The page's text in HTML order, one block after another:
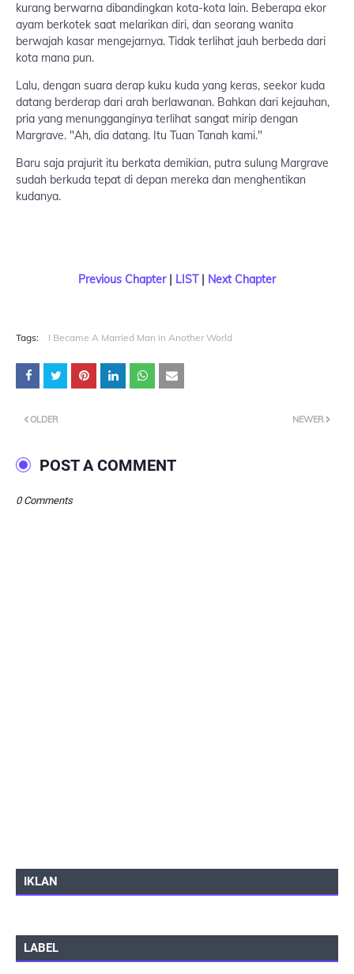
kurang berwarna dibandingkan kota-kota lain. Beberapa ekor
ayam berkotek saat melarikan diri, dan seorang wanita
berwajah kasar mengejarnya. Tidak terlihat jauh berbeda dari
kota mana pun.
Lalu, dengan suara derap kuku kuda yang keras, seekor kuda
datang berderap dari arah berlawanan. Bahkan dari kejauhan,
pria yang menungganginya terlihat sangat mirip dengan
Margrave. "Ah, dia datang. Itu Tuan Tanah kami."
Baru saja prajurit itu berkata demikian, putra sulung Margrave
sudah berkuda tepat di depan mereka dan menghentikan
kudanya.
Previous Chapter| LIST Next Chapter
Tags: I Became A Married Man in Another World
NEWER
OLDER
POST A COMMENT
0 Comments
IKLAN
LABEL